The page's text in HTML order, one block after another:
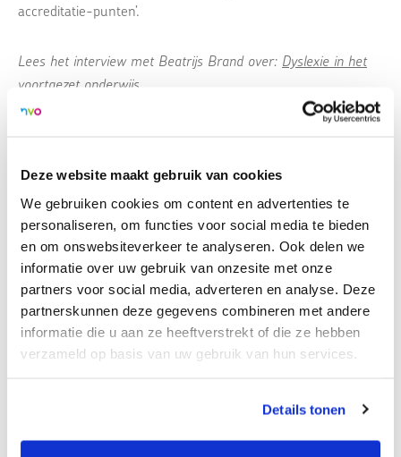
Deze website maakt gebruik van cookies
We gebruiken cookies om content en advertenties te
personaliseren, om functies voor social media te bieden
en om onswebsiteverkeer te analyseren. Ook delen we
informatie over uw gebruik van onzesite met onze
partners voor social media, adverteren en analyse. Deze
partnerskunnen deze gegevens combineren met andere
informatie die u aan ze heeftverstrekt of die ze hebben
verzameld op basis van uw gebruik van hun services.
Details tonen
accreditatie-punten’.
Lees het interview met Beatrijs Brand over: Dyslexie in het
voortgezet onderwijs.
signaleren van ernstige lees- en spellingproblemen
en dyslexie in het VO;
begeleiding van dyslexie in het VO;
gaat uit van brede vakinhoudelijke richtlijn dyslexie die
is geschreven in opdracht van de beroepsverenigingen
NIP, NVO, LBRT en het Nederlands Kwaliteitsinstituut
Dyslexie (NKD);
praktische vaardigheden voor diagnostiek en
rapportage;